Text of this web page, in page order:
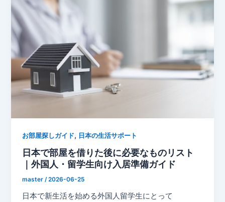
お部屋探しガイド, 日本の生活サポート
日本で部屋を借りた後に必要なものリスト
｜外国人・留学生向け入居準備ガイド
master/2026-06-25
日本で新生活を始める外国人留学生にとって